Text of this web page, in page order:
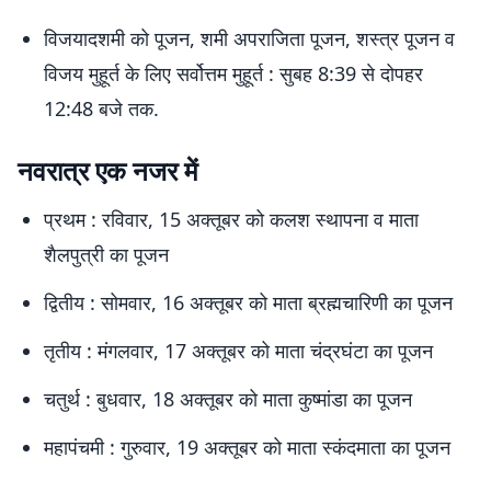
विजयादशमी को पूजन, शमी अपराजिता पूजन, शस्त्र पूजन व
विजय मुहूर्त के लिए सर्वोत्तम मुहूर्त : सुबह 8:39 से दोपहर
12:48 बजे तक.
नवरात्र एक नजर में
प्रथम : रविवार, 15 अक्तूबर को कलश स्थापना व माता
शैलपुत्री का पूजन
द्वितीय : सोमवार, 16 अक्तूबर को माता ब्रह्मचारिणी का पूजन
तृतीय : मंगलवार, 17 अक्तूबर को माता चंद्रघंटा का पूजन
चतुर्थ : बुधवार, 18 अक्तूबर को माता कुष्मांडा का पूजन
महापंचमी : गुरुवार, 19 अक्तूबर को माता स्कंदमाता का पूजन